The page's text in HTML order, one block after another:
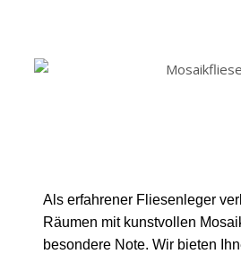
Als erfahrener Fliesenleger
Räumen mit kunstvollen
besondere Note. Wir bieten